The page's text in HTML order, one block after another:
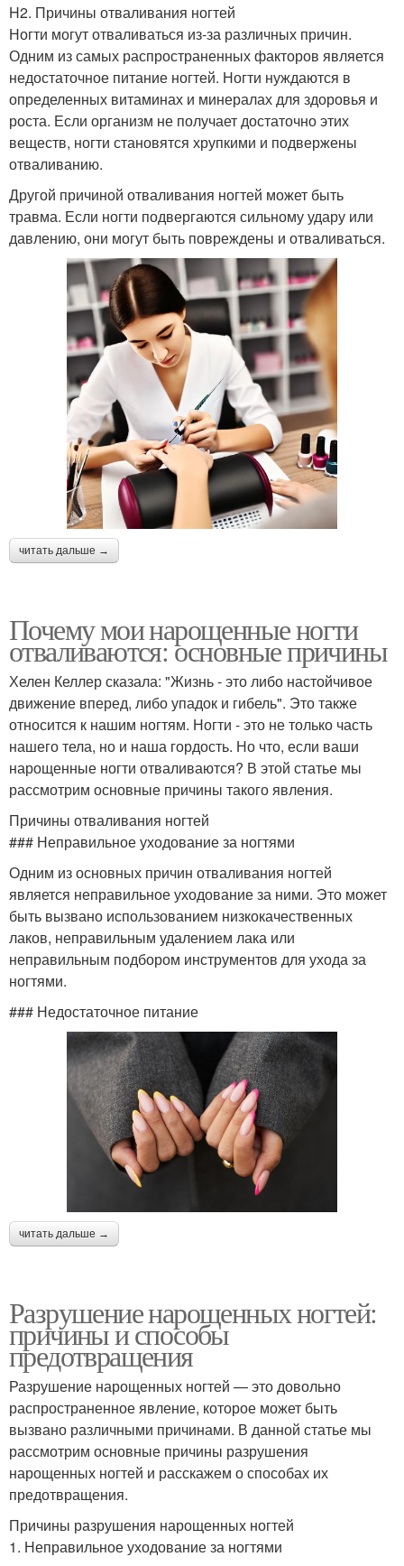
H2. Причины отваливания ногтей
Ногти могут отваливаться из-за различных причин.
Одним из самых распространенных факторов является
недостаточное питание ногтей. Ногти нуждаются в
определенных витаминах и минералах для здоровья и
роста. Если организм не получает достаточно этих
веществ, ногти становятся хрупкими и подвержены
отваливанию.
Другой причиной отваливания ногтей может быть
травма. Если ногти подвергаются сильному удару или
давлению, они могут быть повреждены и отваливаться.
читать дальше →
Почему мои нарощенные ногти
отваливаются: основные причины
Хелен Келлер сказала: "Жизнь - это либо настойчивое
движение вперед, либо упадок и гибель". Это также
относится к нашим ногтям. Ногти - это не только часть
нашего тела, но и наша гордость. Но что, если ваши
нарощенные ногти отваливаются? В этой статье мы
рассмотрим основные причины такого явления.
Причины отваливания ногтей
### Неправильное уходование за ногтями
Одним из основных причин отваливания ногтей
является неправильное уходование за ними. Это может
быть вызвано использованием низкокачественных
лаков, неправильным удалением лака или
неправильным подбором инструментов для ухода за
ногтями.
### Недостаточное питание
читать дальше →
Разрушение нарощенных ногтей:
причины и способы
предотвращения
Разрушение нарощенных ногтей — это довольно
распространенное явление, которое может быть
вызвано различными причинами. В данной статье мы
рассмотрим основные причины разрушения
нарощенных ногтей и расскажем о способах их
предотвращения.
Причины разрушения нарощенных ногтей
1. Неправильное уходование за ногтями